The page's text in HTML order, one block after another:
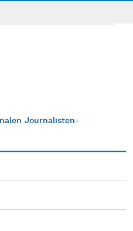
Journalisten-